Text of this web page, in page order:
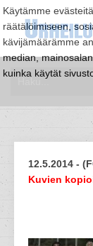
Käytämme
räätälöimiseen,
kävijämäärämme
median,
kuinka käytät
12.5.2014 -
Kuvien